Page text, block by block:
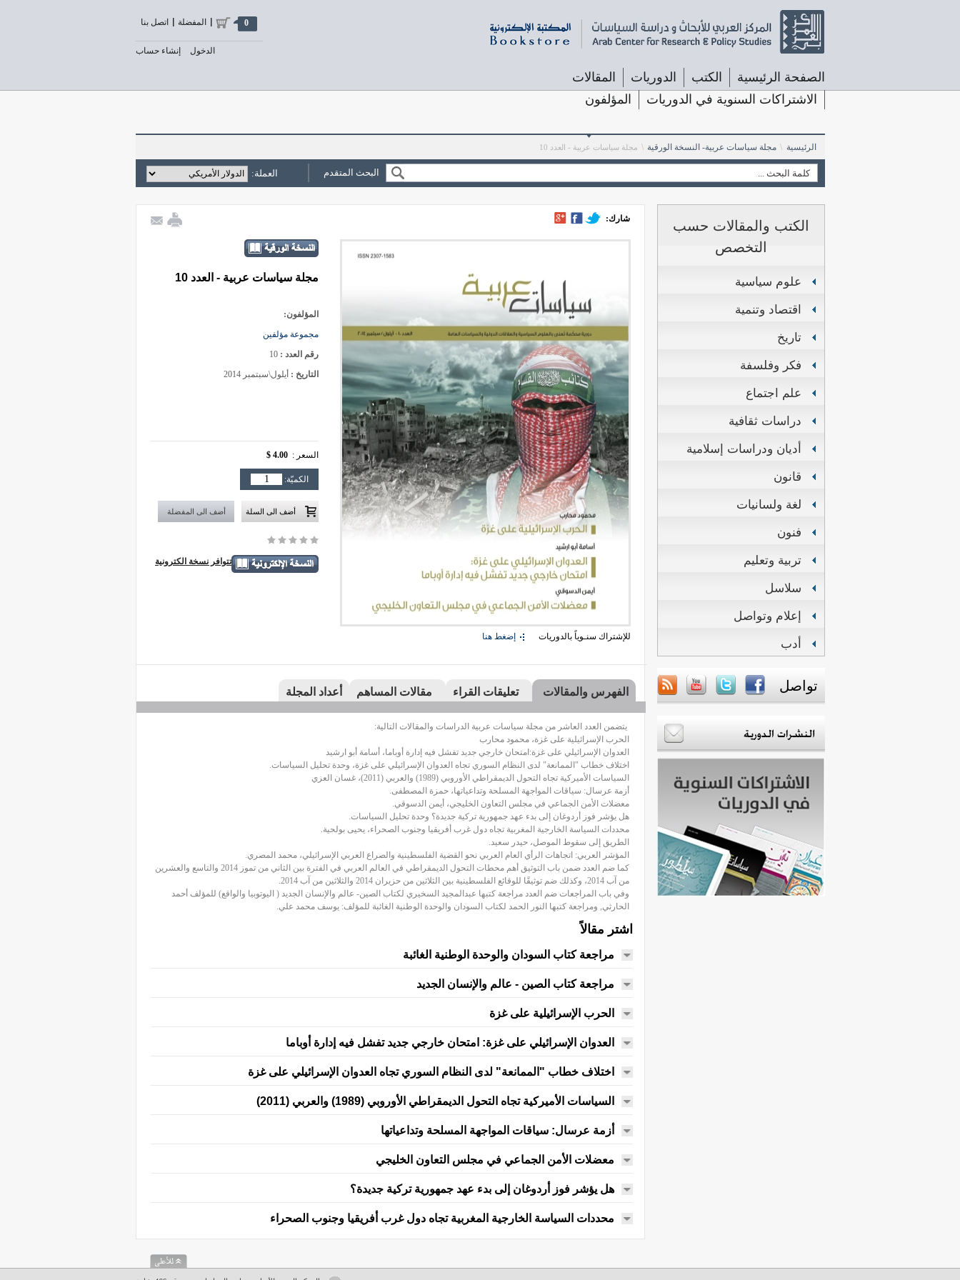
اتصل بنا المفضلة 0
الصفحة الرئيسية الكتب الدوريات
المقالات
الاشتراكات السنوية في الدوريات
المؤلفون
إنشاء حساب الدخول
الرئيسية \ مجلة سياسات عربية- النسخة الورقية \ مجلة سياسات عربية - العدد 10
البحث المتقدم العملة:
الكتب والمقالات حسب
التخصص
علوم سياسية
اقتصاد وتنمية
تاريخ
فكر وفلسفة
علم اجتماع
دراسات ثقافية
أديان ودراسات إسلامية
قانون
لغة ولسانيات
فنون
تربية وتعليم
سلاسل
إعلام وتواصل
أدب
تواصل
شارك:
للإشتراك سنـوياً بالدوريات إضغط هنا
مجلة سياسات عربية - العدد 10
المؤلفون:
مجموعة مؤلفين
رقم العدد : 10
التاريخ : أيلول\سبتمبر 2014
السعر : 4.00 $
الكميّة:
تتوافر نسخة الكترونية
الفهرس والمقالات تعليقات القراء مقالات المساهم أعداد المجلة
يتضمن العدد العاشر من مجلة سياسات عربية الدراسات والمقالات التالية:
الحرب الإسرائيلية على غزة، محمود محارب
العدوان الإسرائيلي على غزة:امتحان خارجي جديد تفشل فيه إدارة أوباما، أسامة أبو ارشيد
اختلاف خطاب "الممانعة" لدى النظام السوري تجاه العدوان الإسرائيلي على غزة، وحدة تحليل السياسات.
السياسات الأميركية تجاه التحول الديمقراطي الأوروبي (1989) والعربي (2011)، غسان العزي
أزمة عرسال: سياقات المواجهة المسلحة وتداعياتها، حمزة المصطفى.
معضلات الأمن الجماعي في مجلس التعاون الخليجي، أيمن الدسوقي.
هل يؤشر فوز أردوغان إلى بدء عهد جمهورية تركية جديدة؟ وحدة تحليل السياسات.
محددات السياسة الخارجية المغربية تجاه دول غرب أفريقيا وجنوب الصحراء، يحيى بولحية.
الطريق إلى سقوط الموصل، حيدر سعيد.
المؤشر العربي: اتجاهات الرأي العام العربي نحو القضية الفلسطينية والصراع العربي الإسرائيلي، محمد المصري.
كما ضم العدد ضمن باب التوثيق أهم محطات التحول الديمقراطي في العالم العربي في الفترة بين الثاني من تموز 2014 والتاسع والعشرين
من آب 2014، وكذلك ضم توثيقًا للوقائع الفلسطينية بين الثلاثين من حزيران 2014 والثلاثين من آب 2014.
وفي باب المراجعات ضم العدد مراجعة كتبها عبدالمجيد السخيري لكتاب الصين- عالم والإنسان الجديد ( اليوتوبيا والواقع) للمؤلف أحمد
الحارثي, ومراجعة كتبها النور الحمد لكتاب السودان والوحدة الوطنية الغائبة للمؤلف: يوسف محمد علي.
اشتر مقالاً
مراجعة كتاب السودان والوحدة الوطنية الغائبة
مراجعة كتاب الصين - عالم والإنسان الجديد
الحرب الإسرائيلية على غزة
العدوان الإسرائيلي على غزة: امتحان خارجي جديد تفشل فيه إدارة أوباما
اختلاف خطاب "الممانعة" لدى النظام السوري تجاه العدوان الإسرائيلي على غزة
السياسات الأميركية تجاه التحول الديمقراطي الأوروبي (1989) والعربي (2011)
أزمة عرسال: سياقات المواجهة المسلحة وتداعياتها
معضلات الأمن الجماعي في مجلس التعاون الخليجي
هل يؤشر فوز أردوغان إلى بدء عهد جمهورية تركية جديدة؟
محددات السياسة الخارجية المغربية تجاه دول غرب أفريقيا وجنوب الصحراء